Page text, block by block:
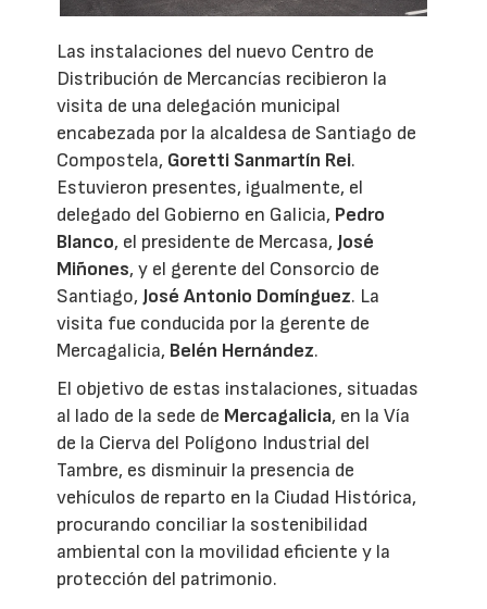
Las instalaciones del nuevo Centro de
Distribución de Mercancías recibieron la
visita de una delegación municipal
encabezada por la alcaldesa de Santiago de
Compostela, Goretti Sanmartín Rei.
Estuvieron presentes, igualmente, el
delegado del Gobierno en Galicia, Pedro
Blanco, el presidente de Mercasa, José
Miñones, y el gerente del Consorcio de
Santiago, José Antonio Domínguez. La
visita fue conducida por la gerente de
Mercagalicia, Belén Hernández.
El objetivo de estas instalaciones, situadas
al lado de la sede de Mercagalicia, en la Vía
de la Cierva del Polígono Industrial del
Tambre, es disminuir la presencia de
vehículos de reparto en la Ciudad Histórica,
procurando conciliar la sostenibilidad
ambiental con la movilidad eficiente y la
protección del patrimonio.